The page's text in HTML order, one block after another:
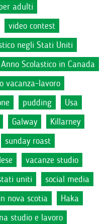
adulti
video contest
negli Stati Uniti
Anno Scolastico in Canada
vacanza-lavoro
pudding
Usa
Galway
Killarney
sunday roast
vacanze studio
uniti
social media
nova scotia
Haka
studio e lavoro